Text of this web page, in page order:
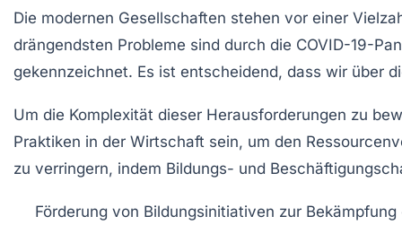
Die modernen Gesellschaften stehen vor einer
drängendsten Probleme sind durch die COVID-19-
gekennzeichnet. Es ist entscheidend, dass wir über
Um die Komplexität dieser Herausforderungen zu
Praktiken in der Wirtschaft sein, um den
zu verringern, indem Bildungs- und
Förderung von Bildungsinitiativen zur